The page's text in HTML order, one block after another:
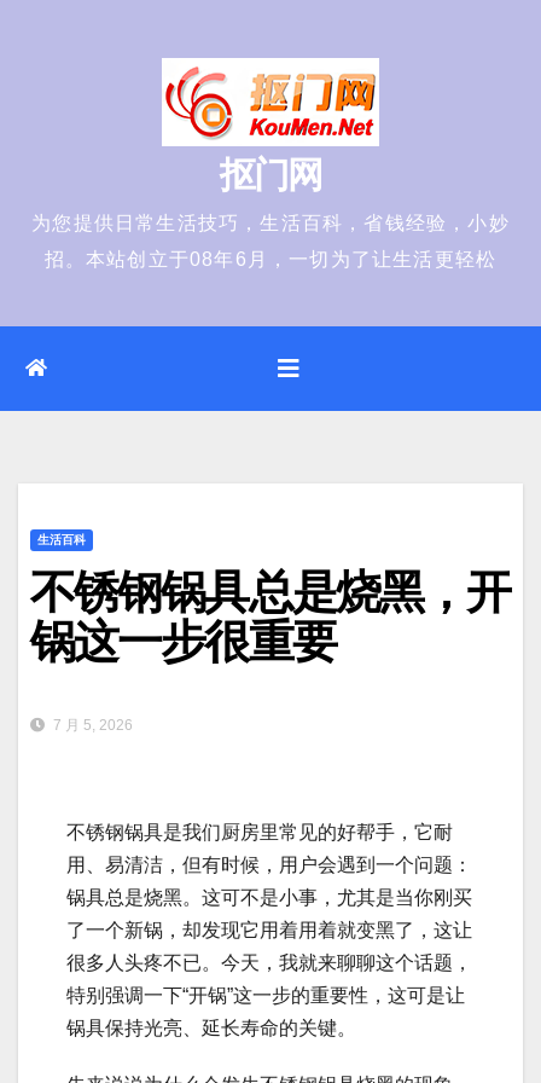
抠门网
为您提供日常生活技巧，生活百科，省钱经验，小妙
招。本站创立于08年6月，一切为了让生活更轻松
生活百科
不锈钢锅具总是烧黑，开
锅这一步很重要
7 月 5, 2026
不锈钢锅具是我们厨房里常见的好帮手，它耐
用、易清洁，但有时候，用户会遇到一个问题：
锅具总是烧黑。这可不是小事，尤其是当你刚买
了一个新锅，却发现它用着用着就变黑了，这让
很多人头疼不已。今天，我就来聊聊这个话题，
特别强调一下“开锅”这一步的重要性，这可是让
锅具保持光亮、延长寿命的关键。